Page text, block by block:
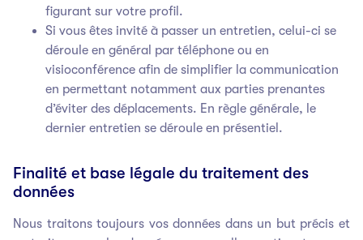
figurant sur votre profil.
Si vous êtes invité à passer un entretien, celui-ci se
déroule en général par téléphone ou en
visioconférence afin de simplifier la communication
en permettant notamment aux parties prenantes
d’éviter des déplacements. En règle générale, le
dernier entretien se déroule en présentiel.
Finalité et base légale du traitement des
données
Nous traitons toujours vos données dans un but précis et